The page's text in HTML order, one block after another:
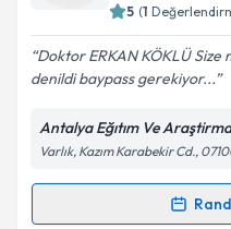
Kişisel verilerimin
Metni'ni okudum
kapsamda
5 (1
Doktor ERKAN KÖKLÜ Size
denildi baypass gerekiyor...
Antalya Eğıtım Ve
Varlık, Kazım Karabekir Cd.,
Randevu Takvimi